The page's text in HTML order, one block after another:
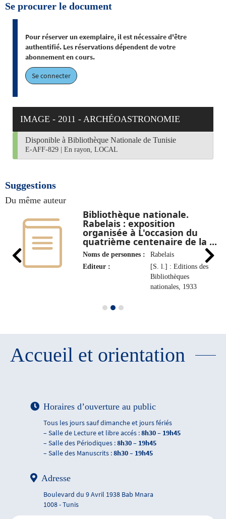
Se procurer le document
Pour réserver un exemplaire, il est nécessaire d'être
authentifié. Les réservations dépendent de votre
abonnement en cours.
Se connecter
IMAGE - 2011 - ARCHÉOASTRONOMIE
Disponible à Bibliothèque Nationale de Tunisie
E-AFF-829 En rayon, LOCAL
Suggestions
Du même auteur
Bibliothèque nationale.
Rabelais : exposition
organisée à L'occasion du
quatrième centenaire de la ...
Noms de personnes :
Rabelais
Editeur :
[S. l.] : Editions des
Bibliothèques
nationales, 1933
Accueil et orientation
Horaires d’ouverture au public
Tous les jours sauf dimanche et jours fériés
– Salle de Lecture et libre accés :8h30 – 19h45
– Salle des Périodiques :8h30 – 19h45
– Salle des Manuscrits :8h30 – 19h45
Adresse
Boulevard du 9 Avril 1938 Bab Mnara
1008 - Tunis